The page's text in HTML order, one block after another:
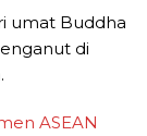
umat Buddha
di
ASEAN